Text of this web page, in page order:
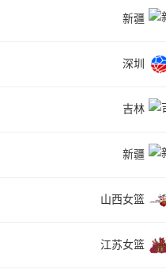
新疆
深圳
吉林
新疆
山西女篮
江苏女篮